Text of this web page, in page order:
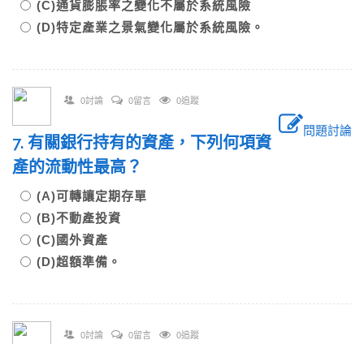
(C)通貨膨脹率之變化不屬於系統風險
(D)特定產業之景氣變化屬於系統風險。
0討論 0留言 0追蹤
問題討論
7. 有關銀行持有的資產，下列何項資
產的流動性最高？
(A)可轉讓定期存單
(B)不動產投資
(C)國外資產
(D)超額準備。
0討論 0留言 0追蹤